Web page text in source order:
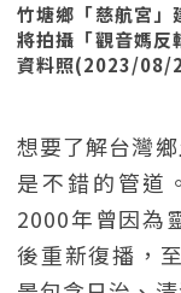
竹塘鄉「慈航宮」
將拍攝「觀音媽反
資料照(2023/08/
想要了解台灣
是不錯的管道
2000年曾因為
後重新復播，